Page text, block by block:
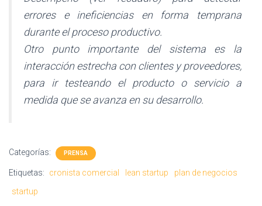
errores e ineficiencias en forma temprana
durante el proceso productivo.
Otro punto importante del sistema es la
interacción estrecha con clientes y proveedores,
para ir testeando el producto o servicio a
medida que se avanza en su desarrollo.
Categorías: PRENSA
Etiquetas: cronista comercial lean startup
plan de negocios
startup